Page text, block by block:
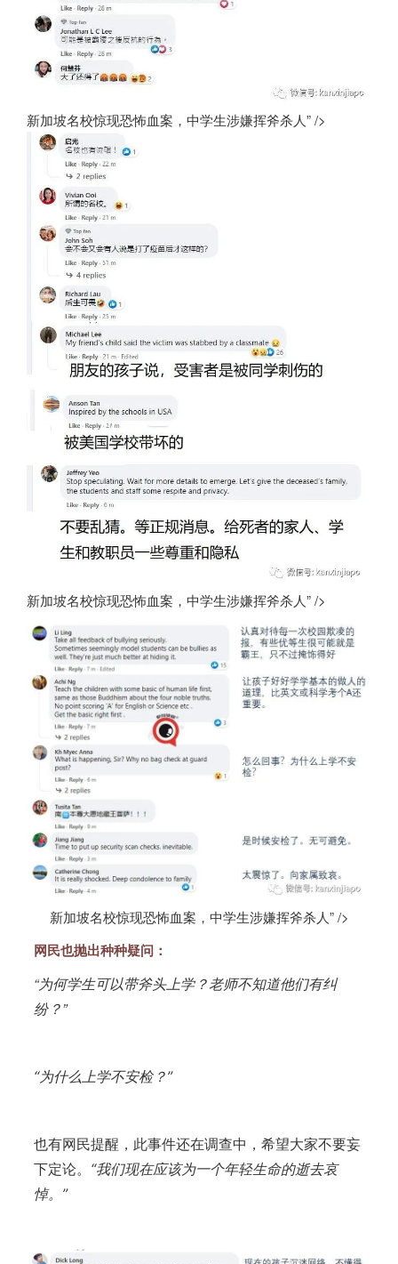
新加坡名校惊现恐怖血案，中学生涉嫌挥斧杀人” />
新加坡名校惊现恐怖血案，中学生涉嫌挥斧杀人” />
新加坡名校惊现恐怖血案，中学生涉嫌挥斧杀人” />
网民也抛出种种疑问：
“为何学生可以带斧头上学？老师不知道他们有纠
纷？”
“为什么上学不安检？”
也有网民提醒，此事件还在调查中，希望大家不要妄
下定论。 “我们现在应该为一个年轻生命的逝去哀
悼。”